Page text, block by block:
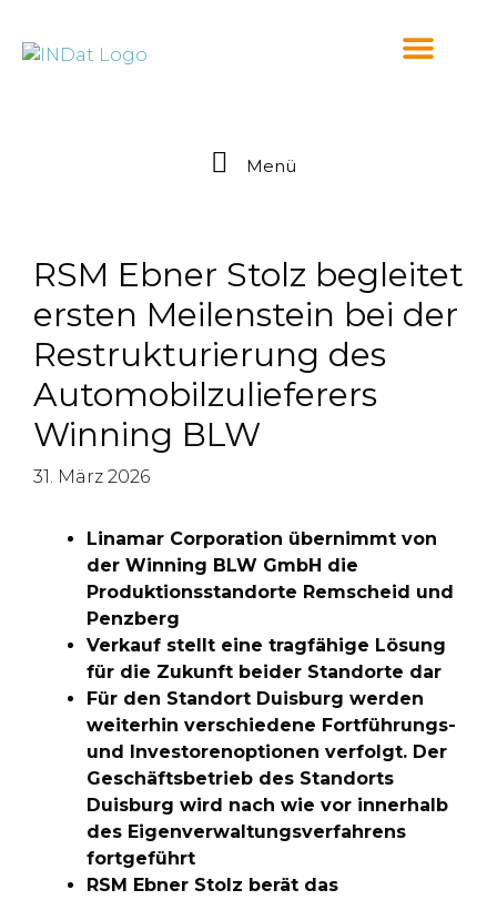
Menü
RSM Ebner Stolz begleitet
ersten Meilenstein bei der
Restrukturierung des
Automobilzulieferers
Winning BLW
31. März 2026
Linamar Corporation übernimmt von
der Winning BLW GmbH die
Produktionsstandorte Remscheid und
Penzberg
Verkauf stellt eine tragfähige Lösung
für die Zukunft beider Standorte dar
Für den Standort Duisburg werden
weiterhin verschiedene Fortführungs-
und Investorenoptionen verfolgt. Der
Geschäftsbetrieb des Standorts
Duisburg wird nach wie vor innerhalb
des Eigenverwaltungsverfahrens
fortgeführt
RSM Ebner Stolz berät das